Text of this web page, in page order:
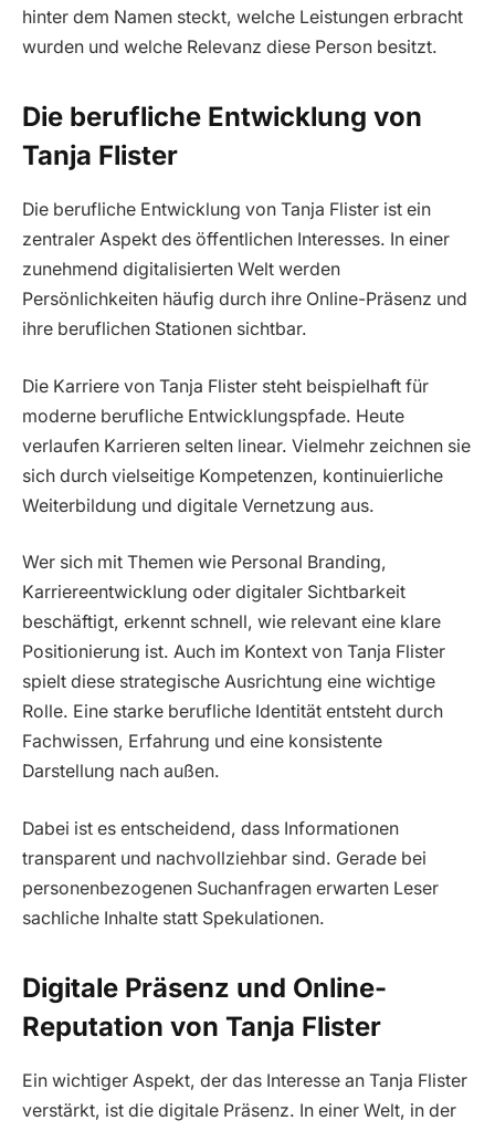
hinter dem Namen steckt, welche Leistungen erbracht
wurden und welche Relevanz diese Person besitzt.
Die berufliche Entwicklung von
Tanja Flister
Die berufliche Entwicklung von Tanja Flister ist ein
zentraler Aspekt des öffentlichen Interesses. In einer
zunehmend digitalisierten Welt werden
Persönlichkeiten häufig durch ihre Online-Präsenz und
ihre beruflichen Stationen sichtbar.
Die Karriere von Tanja Flister steht beispielhaft für
moderne berufliche Entwicklungspfade. Heute
verlaufen Karrieren selten linear. Vielmehr zeichnen sie
sich durch vielseitige Kompetenzen, kontinuierliche
Weiterbildung und digitale Vernetzung aus.
Wer sich mit Themen wie Personal Branding,
Karriereentwicklung oder digitaler Sichtbarkeit
beschäftigt, erkennt schnell, wie relevant eine klare
Positionierung ist. Auch im Kontext von Tanja Flister
spielt diese strategische Ausrichtung eine wichtige
Rolle. Eine starke berufliche Identität entsteht durch
Fachwissen, Erfahrung und eine konsistente
Darstellung nach außen.
Dabei ist es entscheidend, dass Informationen
transparent und nachvollziehbar sind. Gerade bei
personenbezogenen Suchanfragen erwarten Leser
sachliche Inhalte statt Spekulationen.
Digitale Präsenz und Online-
Reputation von Tanja Flister
Ein wichtiger Aspekt, der das Interesse an Tanja Flister
verstärkt, ist die digitale Präsenz. In einer Welt, in der